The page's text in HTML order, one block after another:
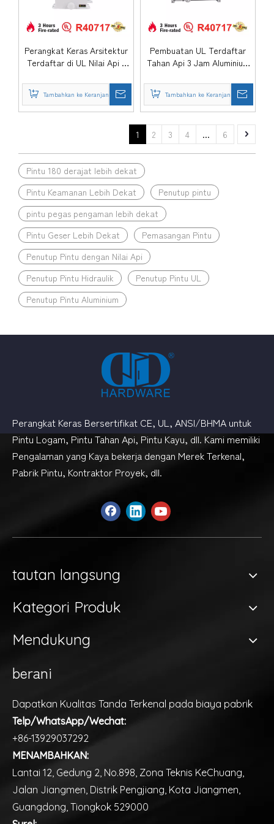
Perangkat Keras Arsitektur
Terdaftar di UL Nilai Api 3
Periksa Pintu Masuk
Hidraulik Otomatis Lebih
Dekat-DDDC056
Tambahkan ke Keranjang
Pembuatan UL Terdaftar
Tahan Api 3 Jam Aluminium
Dipasang Pintu Rumah Sakit
Pemerintah Komersial
Closer-DDDC055
Tambahkan ke Keranjang
1 2 3 4 ... 6
Pintu 180 derajat lebih dekat
Pintu Keamanan Lebih Dekat
Penutup pintu
pintu pegas pengaman lebih dekat
Pintu Geser Lebih Dekat
Pemasangan Pintu
Penutup Pintu dengan Nilai Api
Penutup Pintu Hidraulik
Penutup Pintu UL
Penutup Pintu Aluminium
Perangkat Keras Bersertifikat CE, UL, ANSI/BHMA untuk
Pintu Logam, Pintu Tahan Api, Pintu Kayu, dll. Kami memiliki
Pengalaman yang Kaya bekerja dengan Merek Terkenal,
Pabrik Pintu, Kontraktor Proyek, dll.
tautan langsung
Kategori Produk
Mendukung
berani
Dapatkan Kualitas Tanda Terkenal pada biaya pabrik
Telp/WhatsApp/Wechat:
+86-13929037292
MENAMBAHKAN:
Lantai 12, Gedung 2, No.898, Zona Teknis KeChuang,
Jalan Jiangmen, Distrik Pengjiang, Kota Jiangmen,
Guangdong, Tiongkok 529000